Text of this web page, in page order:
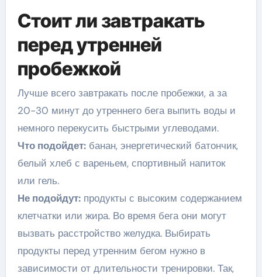
Стоит ли завтракать
перед утренней
пробежкой
Лучше всего завтракать после пробежки, а за
20-30 минут до утреннего бега выпить воды и
немного перекусить быстрыми углеводами.
Что подойдет:банан, энергетический батончик,
белый хлеб с вареньем, спортивный напиток
или гель.
Не подойдут:продукты с высоким содержанием
клетчатки или жира. Во время бега они могут
вызвать расстройство желудка. Выбирать
продукты перед утренним бегом нужно в
зависимости от длительности тренировки. Так,